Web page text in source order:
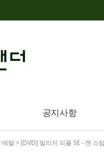
공지사항
메탈 > [DVD] 빌리지 피플 SE - 캔